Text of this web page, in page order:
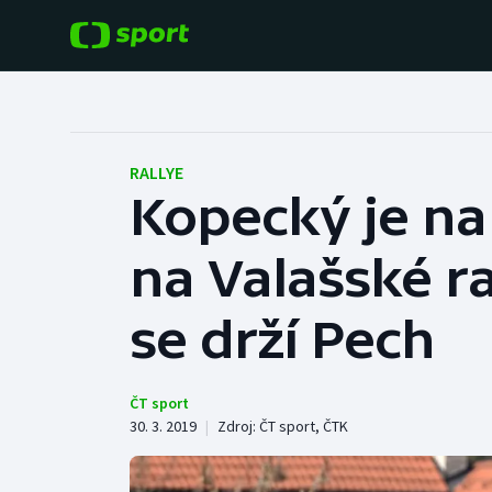
Hokej
Tenis
Baseball a softbal
Basketbal
Biatlon
RALLYE
Kopecký je
na Valašské
se drží Pech
ČT sport
30. 3. 2019 | Zdroj: ČT sport, ČTK